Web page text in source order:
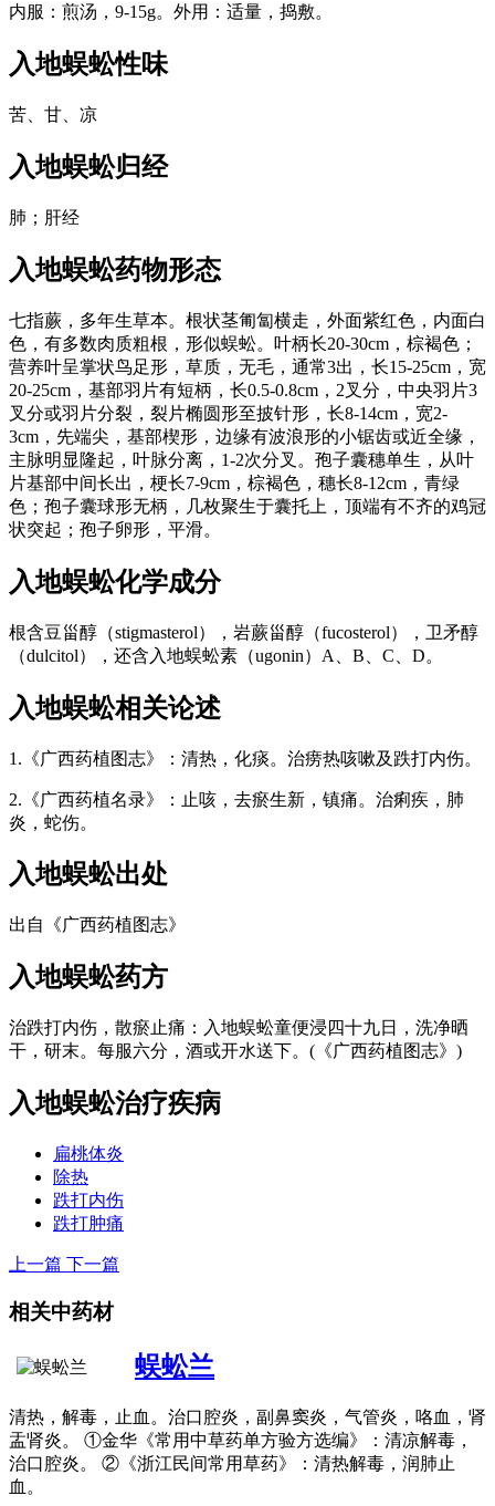
内服：煎汤，9-15g。外用：适量，捣敷。
入地蜈蚣性味
苦、甘、凉
入地蜈蚣归经
肺；肝经
入地蜈蚣药物形态
七指蕨，多年生草本。根状茎匍匐横走，外面紫红色，内面白
色，有多数肉质粗根，形似蜈蚣。叶柄长20-30cm，棕褐色；
营养叶呈掌状鸟足形，草质，无毛，通常3出，长15-25cm，宽
20-25cm，基部羽片有短柄，长0.5-0.8cm，2叉分，中央羽片3
叉分或羽片分裂，裂片椭圆形至披针形，长8-14cm，宽2-
3cm，先端尖，基部楔形，边缘有波浪形的小锯齿或近全缘，
主脉明显隆起，叶脉分离，1-2次分叉。孢子囊穗单生，从叶
片基部中间长出，梗长7-9cm，棕褐色，穗长8-12cm，青绿
色；孢子囊球形无柄，几枚聚生于囊托上，顶端有不齐的鸡冠
状突起；孢子卵形，平滑。
入地蜈蚣化学成分
根含豆甾醇（stigmasterol），岩蕨甾醇（fucosterol），卫矛醇
（dulcitol），还含入地蜈蚣素（ugonin）A、B、C、D。
入地蜈蚣相关论述
1.《广西药植图志》：清热，化痰。治痨热咳嗽及跌打内伤。
2.《广西药植名录》：止咳，去瘀生新，镇痛。治痢疾，肺
炎，蛇伤。
入地蜈蚣出处
出自《广西药植图志》
入地蜈蚣药方
治跌打内伤，散瘀止痛：入地蜈蚣童便浸四十九日，洗净晒
干，研末。每服六分，酒或开水送下。(《广西药植图志》)
入地蜈蚣治疗疾病
扁桃体炎
除热
跌打内伤
跌打肿痛
上一篇 下一篇
相关中药材
蜈蚣兰
清热，解毒，止血。治口腔炎，副鼻窦炎，气管炎，咯血，肾
盂肾炎。 ①金华《常用中草药单方验方选编》：清凉解毒，
治口腔炎。 ②《浙江民间常用草药》：清热解毒，润肺止
血。